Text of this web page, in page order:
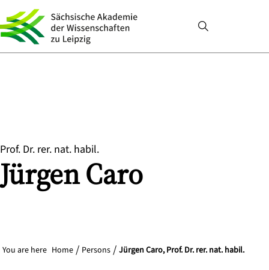
Prof. Dr. rer. nat. habil.
JürgenCaro
You are here Home Persons Jürgen Caro, Prof. Dr. rer. nat. habil.